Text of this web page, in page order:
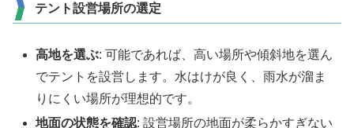
テント設営場所の選定
高地を選ぶ: 可能であれば、高い場所や傾斜地を選ん
でテントを設営します。水はけが良く、雨水が溜ま
りにくい場所が理想的です。
地面の状態を確認: 設営場所の地面が柔らかすぎない